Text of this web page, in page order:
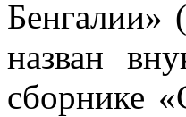
Бенгалии»
назван
сборнике